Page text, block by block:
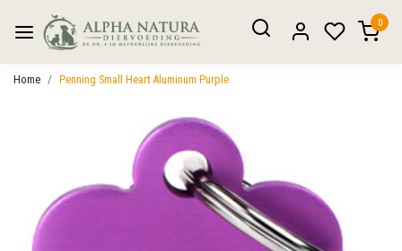
0
Home Penning Small Heart Aluminum Purple